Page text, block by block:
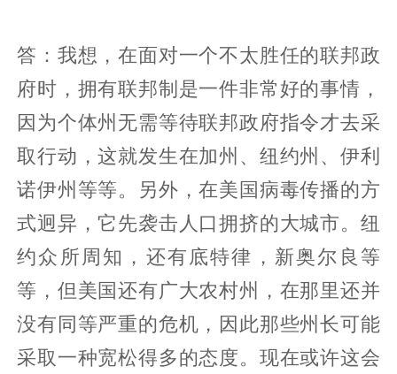
答：我想，在面对一个不太胜任的联邦政
府时，拥有联邦制是一件非常好的事情，
因为个体州无需等待联邦政府指令才去采
取行动，这就发生在加州、纽约州、伊利
诺伊州等等。另外，在美国病毒传播的方
式迥异，它先袭击人口拥挤的大城市。纽
约众所周知，还有底特律，新奥尔良等
等，但美国还有广大农村州，在那里还并
没有同等严重的危机，因此那些州长可能
采取一种宽松得多的态度。现在或许这会